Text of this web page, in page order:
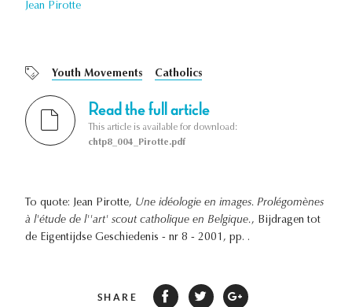
Jean Pirotte
Youth Movements Catholics
Read the full article
This article is available for download:
chtp8_004_Pirotte.pdf
To quote: Jean Pirotte, Une idéologie en images. Prolégomènes
à l'étude de l''art' scout catholique en Belgique., Bijdragen tot
de Eigentijdse Geschiedenis - nr 8 - 2001, pp. .
SHARE